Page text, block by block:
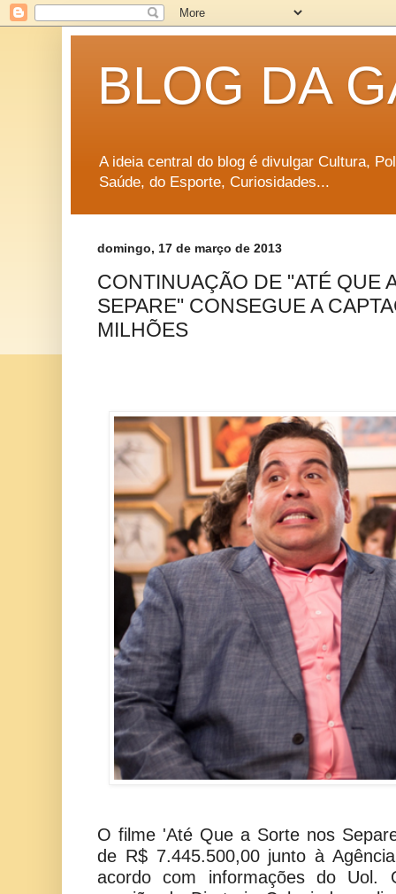
BLOG DA
A ideia central do blog é divulgar Cultura,
Saúde, do Esporte, Curiosidades...
domingo, 17 de março de 2013
CONTINUAÇÃO DE "ATÉ QUE
SEPARE" CONSEGUE A
MILHÕES
O filme 'Até Que a Sorte nos
de R$ 7.445.500,00 junto à
acordo com informações do Uol.